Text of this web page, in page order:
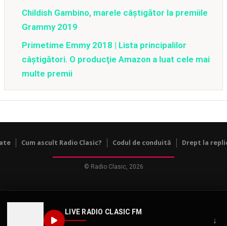
LIVE RADIO CLASIC FM
↓
Childish Gambino, marele câştigător la premiile
Grammy 2019
Primetime Emmy 2018 | Lista principalilor
câştigători. O producţie Amazon a luat cele mai
multe premii
Cum ascult Radio Clasic? Codul de conduită Drept la
© Radio Clasic, 2026